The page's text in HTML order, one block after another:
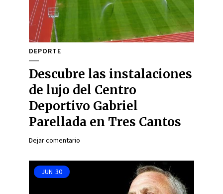
DEPORTE
Descubre las instalaciones
de lujo del Centro
Deportivo Gabriel
Parellada en Tres Cantos
Dejar comentario
JUN 30